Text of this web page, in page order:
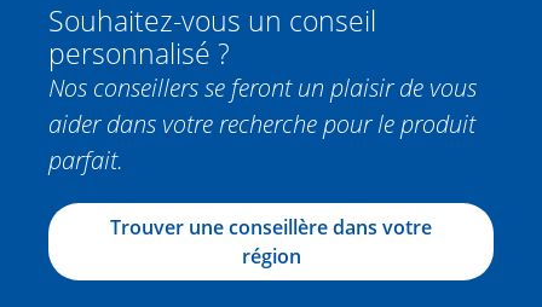
Souhaitez-vous un conseil
personnalisé ?
Nos conseillers se feront un plaisir de vous
aider dans votre recherche pour le produit
parfait.
Trouver une conseillère dans votre
région